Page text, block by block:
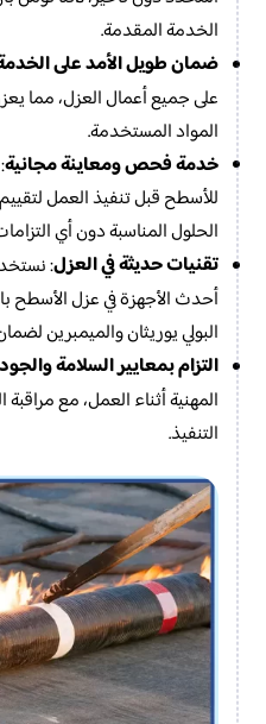
الخدمة المقدمة.
ضمان طويل الأمد على
على جميع أعمال العزل، مما
المواد المستخدمة.
خدمة فحص ومعاينة مجانية
للأسطح قبل تنفيذ العمل
الحلول المناسبة دون أي
تقنيات حديثة في العزل:
أحدث الأجهزة في عزل الأسطح
البولي يوريثان والميمبرين
التزام بمعايير السلامة
المهنية أثناء العمل، مع
التنفيذ.